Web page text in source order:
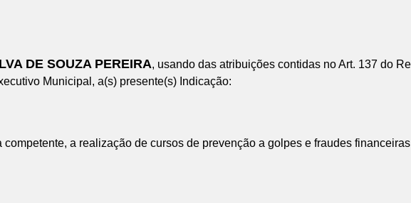
DE SOUZA PEREIRA, usando das atribuições contidas no Art. 137 do
Municipal, a(s) presente(s) Indicação:
a realização de cursos de prevenção a golpes e fraudes